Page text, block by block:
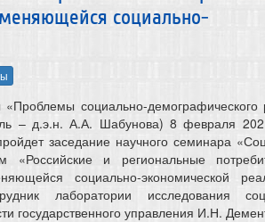
социально-
социально-демографического
– д.э.н. А.А. Шабунова) 8 февраля
заседание научного семинара
«Российские и региональные
социально-экономической
лаборатории исследования
государственного управления И.Н.